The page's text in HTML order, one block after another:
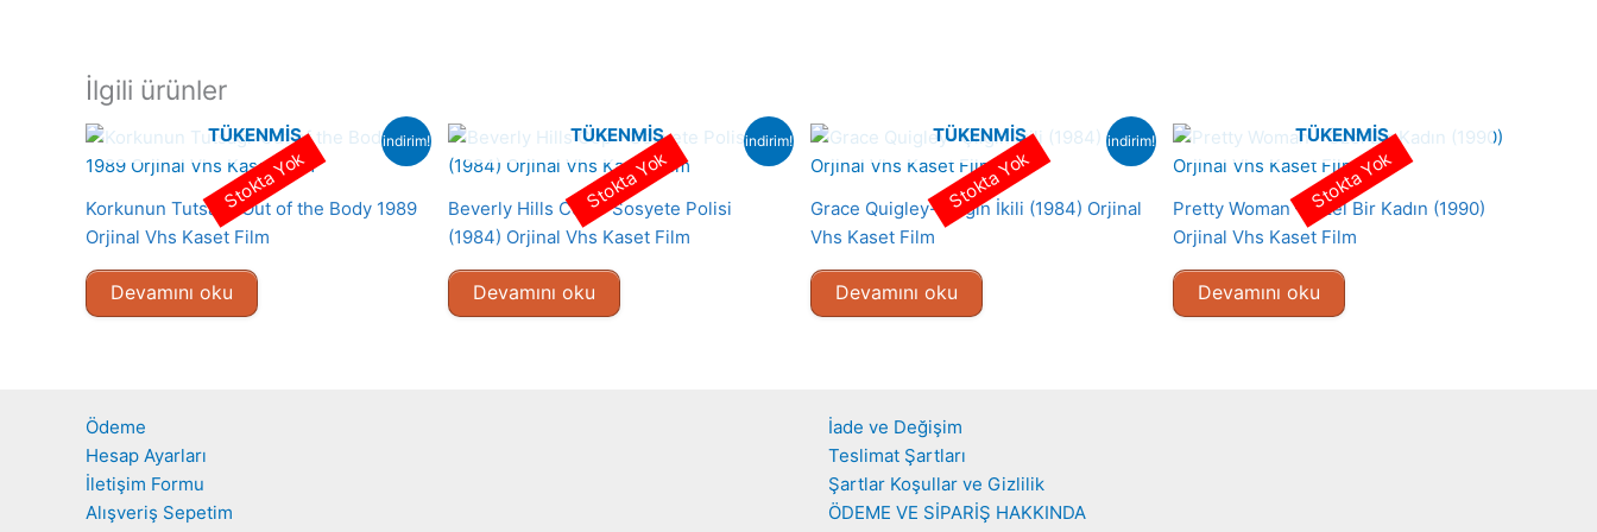
İlgili ürünler
indirim!
TÜKENMIŞ
Korkunun Tutsağı-Out of the Body 1989
Orjinal Vhs Kaset Film
Devamını oku
Stokta Yok
indirim!
TÜKENMIŞ
Beverly Hills Cop – Sosyete Polisi
(1984) Orjinal Vhs Kaset Film
Devamını oku
Stokta Yok
indirim!
TÜKENMIŞ
Grace Quigley- Çılgın İkili (1984) Orjinal
Vhs Kaset Film
Devamını oku
Stokta Yok
TÜKENMIŞ
Pretty Woman – Özel Bir Kadın (1990)
Orjinal Vhs Kaset Film
Devamını oku
Stokta Yok
Ödeme
Hesap Ayarları
İletişim Formu
Alışveriş Sepetim
İade ve Değişim
Teslimat Şartları
Şartlar Koşullar ve Gizlilik
ÖDEME VE SİPARİŞ HAKKINDA